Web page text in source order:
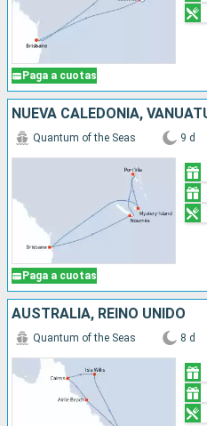
Paga a cuotas
Paga a cuotas
Quantum of the Seas 9 d
AUSTRALIA, REINO UNIDO
Quantum of the Seas 8 d